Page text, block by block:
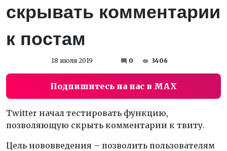
скрывать комментарии
к постам
18 июля 2019 0 3406
Подпишитесь на нас в MAX
Twitter начал тестировать функцию,
позволяющую скрыть комментарии к твиту.
Цель нововведения – позволить пользователям